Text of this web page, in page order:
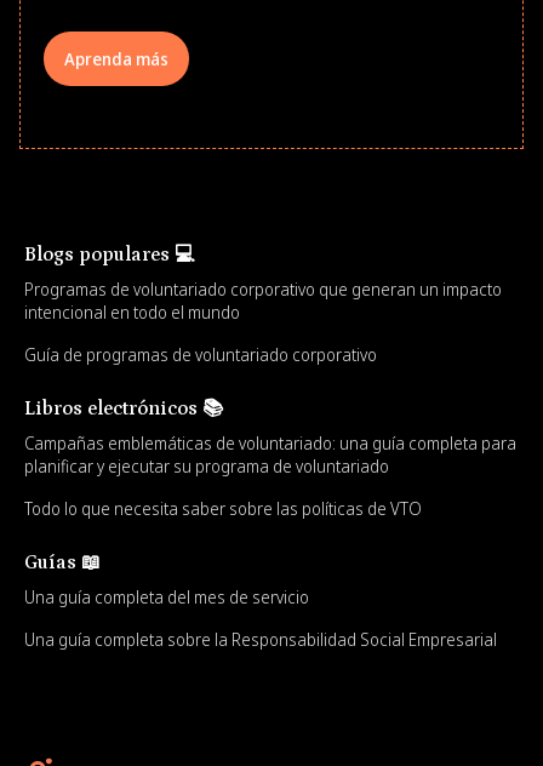
Aprenda más
Blogs populares 💻
Programas de voluntariado corporativo que generan un impacto
intencional en todo el mundo
Guía de programas de voluntariado corporativo
Libros electrónicos 📚
Campañas emblemáticas de voluntariado: una guía completa para
planificar y ejecutar su programa de voluntariado
Todo lo que necesita saber sobre las políticas de VTO
Guías 📖
Una guía completa del mes de servicio
Una guía completa sobre la Responsabilidad Social Empresarial